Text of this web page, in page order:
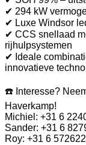
✔ 294 kW
✔ Luxe Windsor
✔ CCS snellaad
rijhulpsystemen
✔ Ideale
innovatieve
☎️ Interesse?
Haverkamp!
Michiel: +31 6
Sander: +31 6
Roy: +31 6